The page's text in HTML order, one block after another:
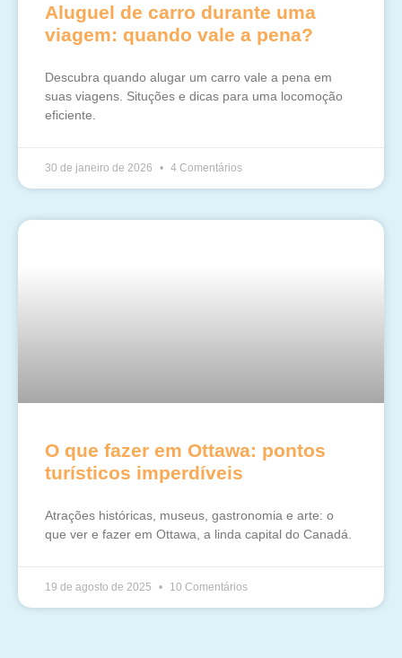
Aluguel de carro durante uma
viagem: quando vale a pena?
Descubra quando alugar um carro vale a pena em
suas viagens. Situções e dicas para uma locomoção
eficiente.
30 de janeiro de 2026 4 Comentários
O que fazer em Ottawa: pontos
turísticos imperdíveis
Atrações históricas, museus, gastronomia e arte: o
que ver e fazer em Ottawa, a linda capital do Canadá.
19 de agosto de 2025 10 Comentários